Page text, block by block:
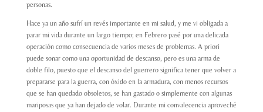
personas.
Hace ya un año sufrí un revés importante en mi salud, y me vi obligada a
parar mi vida durante un largo tiempo; en Febrero pasé por una delicada
operación como consecuencia de varios meses de problemas. A priori
puede sonar como una oportunidad de descanso, pero es una arma de
doble filo, puesto que el descanso del guerrero significa tener que volver a
prepararse para la guerra, con óxido en la armadura, con menos recursos
que se han quedado obsoletos, se han gastado o simplemente con algunas
mariposas que ya han dejado de volar. Durante mi convalecencia aproveché